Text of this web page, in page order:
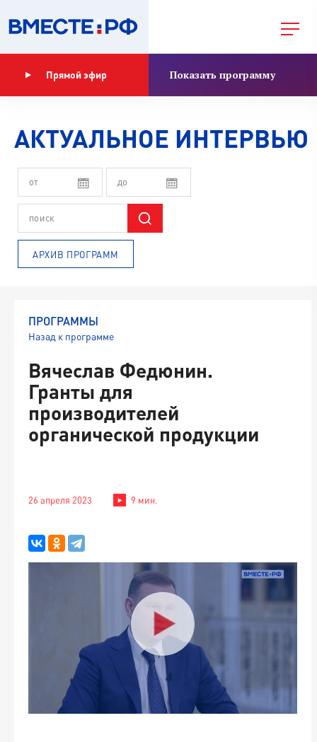
Прямой эфир Показать программу
АКТУАЛЬНОЕ ИНТЕРВЬЮ
АРХИВ ПРОГРАММ
ПРОГРАММЫ
Назад к программе
Вячеслав Федюнин.
Гранты для
производителей
органической продукции
26 апреля 2023 9 мин.